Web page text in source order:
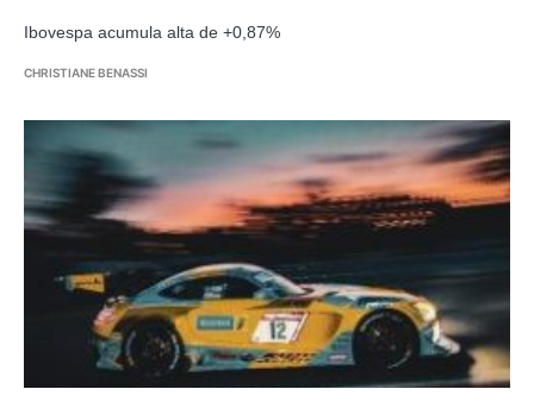
Ibovespa acumula alta de +0,87%
CHRISTIANE BENASSI